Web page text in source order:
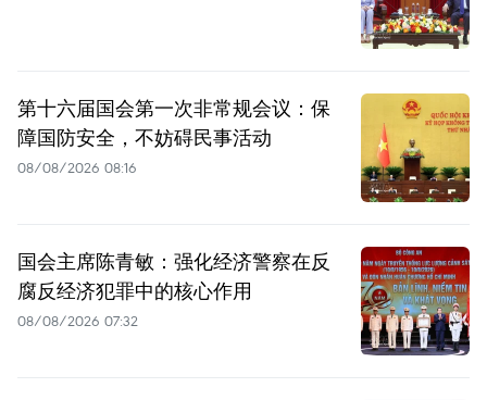
第十六届国会第一次非常规会议：保
障国防安全，不妨碍民事活动
08/08/2026 08:16
国会主席陈青敏：强化经济警察在反
腐反经济犯罪中的核心作用
08/08/2026 07:32